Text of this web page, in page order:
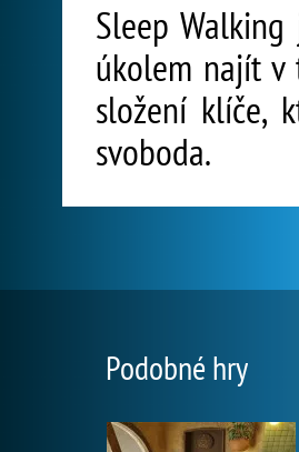
Sleep
úkolem najít v
složení klíče,
svoboda.
Podobné hry